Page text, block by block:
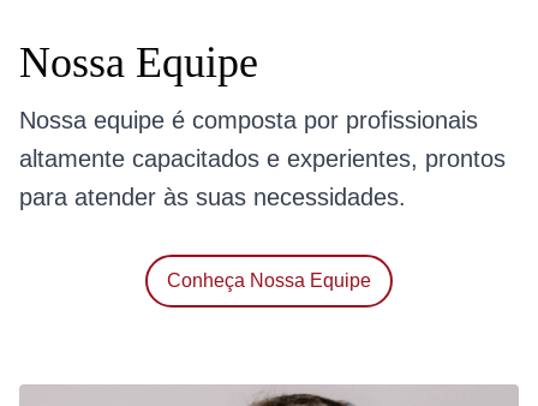
Nossa Equipe
Nossa equipe é composta por profissionais
altamente capacitados e experientes, prontos
para atender às suas necessidades.
Conheça Nossa Equipe